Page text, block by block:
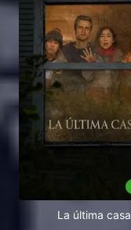
La última casa